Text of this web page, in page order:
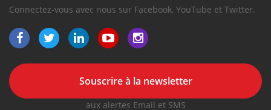
Connectez-vous avec nous sur Facebook, YouTube et Twitter.
Souscrire à la newsletter
aux alertes Email et SMS